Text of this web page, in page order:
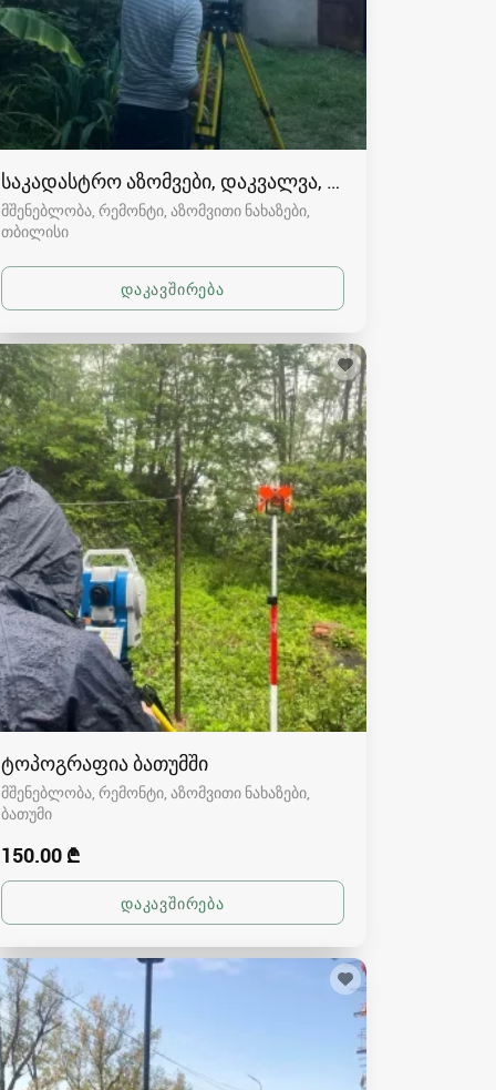
საკადასტრო აზომვები, დაკვალვა, ტოპოგრაფია
მშენებლობა, რემონტი, აზომვითი ნახაზები
თბილისი
ტოპოგრაფია ბათუმში
მშენებლობა, რემონტი, აზომვითი ნახაზები
ბათუმი
150.00 ₾